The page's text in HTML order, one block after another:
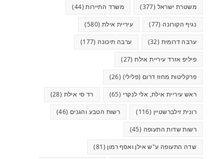
משטרת ישראל (377) משרד התיירות(44)
נגיף הקורונה (77) עיריית אילת (580)
ערבה דרומית (32) ערבה תיכונה (177)
פיליפ אזרד עיריית אילת(27)
פרקליטות מחוז דרום (פלילי) (26)
ראש עיריית אילת, אלי לנקרי (65) רד סי אילת (28)
רונית זילברשטיין (116) רשות הטבע והגנים (46)
רשות שדות התעופה (45)
שדה התעופה ע"ש אילן ואסף רמון (81)